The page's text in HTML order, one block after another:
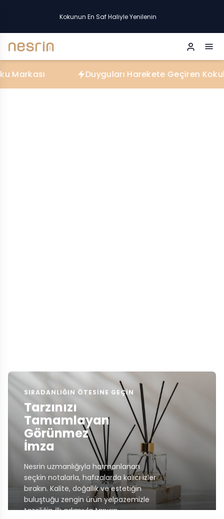
Kokunun En Saf Haliyle Yenilenin
Duyguları Harekete Geçiren Kokular
SIRADANLIĞIN ÖTESINE GEÇIN
Tarzınızı
Tamamlayan
Görünmez
İmza
Nesrin uzmanlığıyla harmanlanan
seçkin notalarla, hafızalarda kalıcı izler
bırakın. Kalite, doğallık ve estetiğin
buluştuğu zengin ürün yelpazemizle
tazeliğin ilk adımıyla tanışın.